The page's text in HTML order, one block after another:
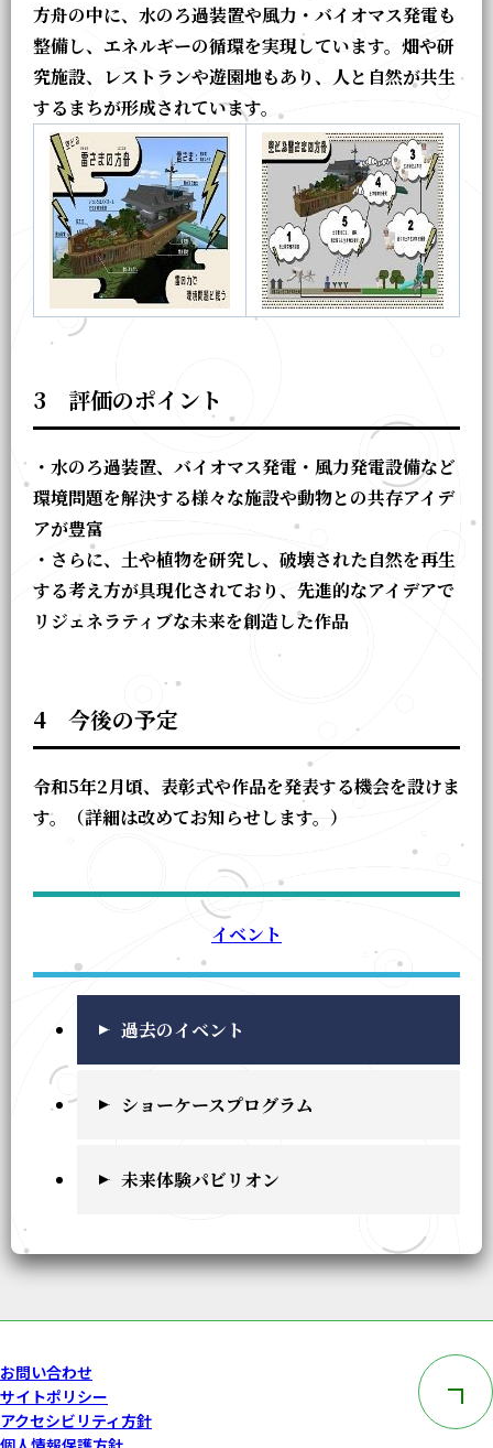
イベント
過去のイベント
ショーケースプログラム
未来体験パビリオン
方舟の中に、水のろ過装置や風力・バイオマス発電も
整備し、エネルギーの循環を実現しています。畑や研
究施設、レストランや遊園地もあり、人と自然が共生
するまちが形成されています。
3 評価のポイント
・水のろ過装置、バイオマス発電・風力発電設備など
環境問題を解決する様々な施設や動物との共存アイデ
アが豊富
・さらに、土や植物を研究し、破壊された自然を再生
する考え方が具現化されており、先進的なアイデアで
リジェネラティブな未来を創造した作品
4 今後の予定
令和5年2月頃、表彰式や作品を発表する機会を設けま
す。（詳細は改めてお知らせします。）
お問い合わせ
サイトポリシー
アクセシビリティ方針
このペー